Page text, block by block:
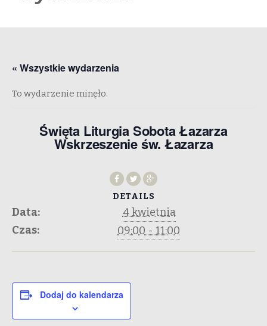
« Wszystkie wydarzenia
To wydarzenie minęło.
Święta Liturgia Sobota Łazarza
Wskrzeszenie św. Łazarza
DETAILS
Data:
4 kwietnia
Czas:
09:00 - 11:00
Dodaj do kalendarza